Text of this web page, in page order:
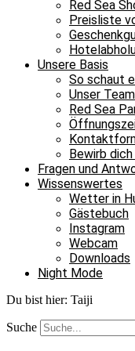
Red Sea
Preisliste
Unsere Basis
So schaut
Unser Team
Red Sea
Bewirb dich
Fragen und
Wissenswertes
Wetter in
Gästebuch
Instagram
Webcam
Downloads
Night Mode
Du bist hier: Taiji
Suche